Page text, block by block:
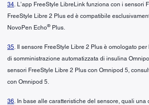
34. L’app FreeStyle LibreLink funziona con i sensori
FreeStyle Libre 2 Plus ed è compatibile
NovoPen Echo® Plus.
35. Il sensore FreeStyle Libre 2 Plus è omologato per
di somministrazione automatizzata di insulina
sensori FreeStyle Libre 2 Plus con Omnipod 5,
con Omnipod 5.
36. In base alle caratteristiche del sensore, quali una